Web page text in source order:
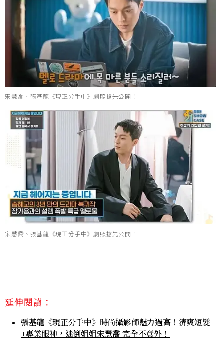
宋慧喬、張基龍《現正分手中》劇照搶先公開！
宋慧喬、張基龍《現正分手中》劇照搶先公開！
延伸閱讀：
張基龍《現正分手中》時尚攝影師魅力過高！清爽短髮
+專業眼神，迷倒姐姐宋慧喬 完全不意外！